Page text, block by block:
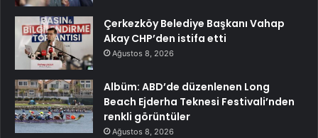
Çerkezköy Belediye Başkanı Vahap
Akay CHP’den istifa etti
Ağustos 8, 2026
Albüm: ABD’de düzenlenen Long
Beach Ejderha Teknesi Festivali’nden
renkli görüntüler
Ağustos 8, 2026